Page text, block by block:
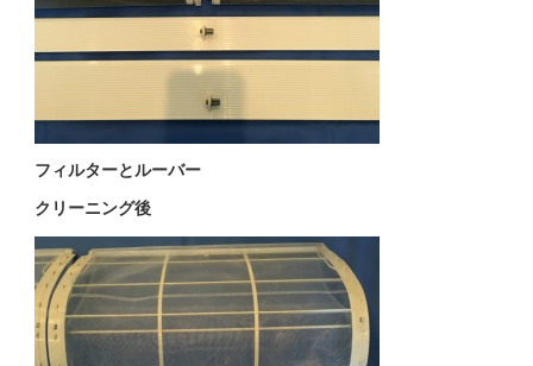
フィルターとルーバー
クリーニング後